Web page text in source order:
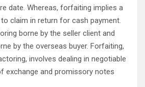
date. Whereas, forfaiting implies a
claim in return for cash payment.
borne by the seller client and
by the overseas buyer. Forfaiting,
involves dealing in negotiable
exchange and promissory notes.